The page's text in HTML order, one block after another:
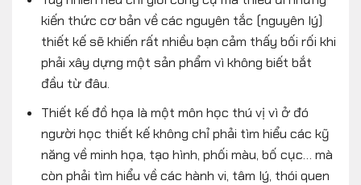
kiến thức cơ bản về các nguyên tắc (nguyên lý)
thiết kế sẽ khiến rất nhiều bạn cảm thấy bối rối khi
phải xây dựng một sản phẩm vì không biết bắt
đầu từ đâu.
Thiết kế đồ họa là một môn học thú vị vì ở đó
người học thiết kế không chỉ phải tìm hiểu các kỹ
năng về minh họa, tạo hình, phối màu, bố cục… mà
còn phải tìm hiểu về các hành vi, tâm lý, thói quen